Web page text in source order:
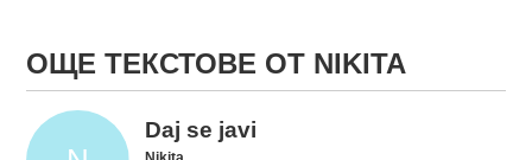
ОЩЕ ТЕКСТОВЕ ОТ NIKITA
Daj se javi